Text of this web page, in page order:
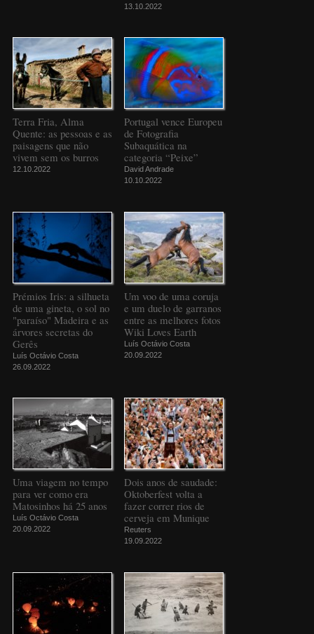
13.10.2022
Terra Fria, Alma
Quente: as pessoas e as
paisagens que não
vivem sem os burros
12.10.2022
Portugal vence Europeu
de Fotografia
Subaquática na
categoria “Peixe”
David Andrade
10.10.2022
Prémios Iris: a silhueta
de uma gineta, o sol no
"paraíso" Madeira e as
árvores secretas do
Gerês
Luís Octávio Costa
26.09.2022
Um voo de uma coruja
e um duelo de garranos
entre as melhores fotos
Wiki Loves Earth
Luís Octávio Costa
20.09.2022
Uma viagem no tempo
para ver como era
Matosinhos há 25 anos
Luís Octávio Costa
20.09.2022
Dois anos de saudade:
Oktoberfest volta a
fazer correr rios de
cerveja em Munique
Reuters
19.09.2022